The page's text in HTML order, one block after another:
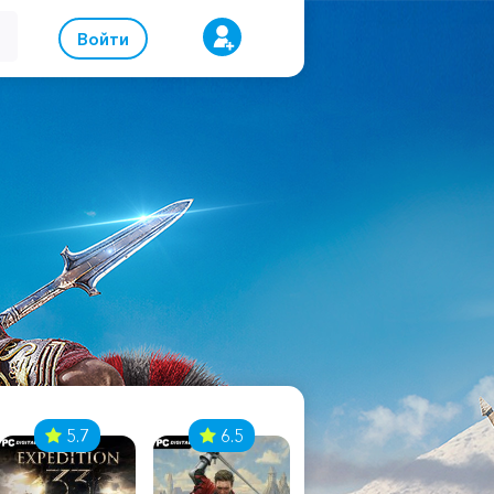
Войти
5.7 6.5 8.1